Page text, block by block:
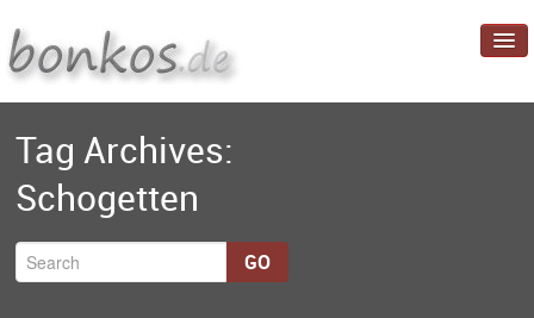
Startseite
Blog
Projekte
Über mich
Tag Archives:
Schogetten
GO